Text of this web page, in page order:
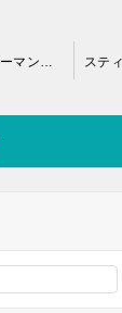
バロウズの妻Beat｜ノーマンリーダスは昔の恋人ルシアン役